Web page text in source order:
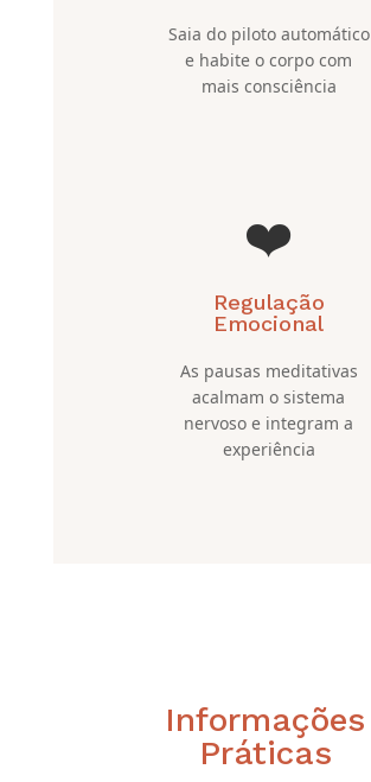
Saia do piloto automático
e habite o corpo com
mais consciência
❤️
Regulação
Emocional
As pausas meditativas
acalmam o sistema
nervoso e integram a
experiência
Informações
Práticas